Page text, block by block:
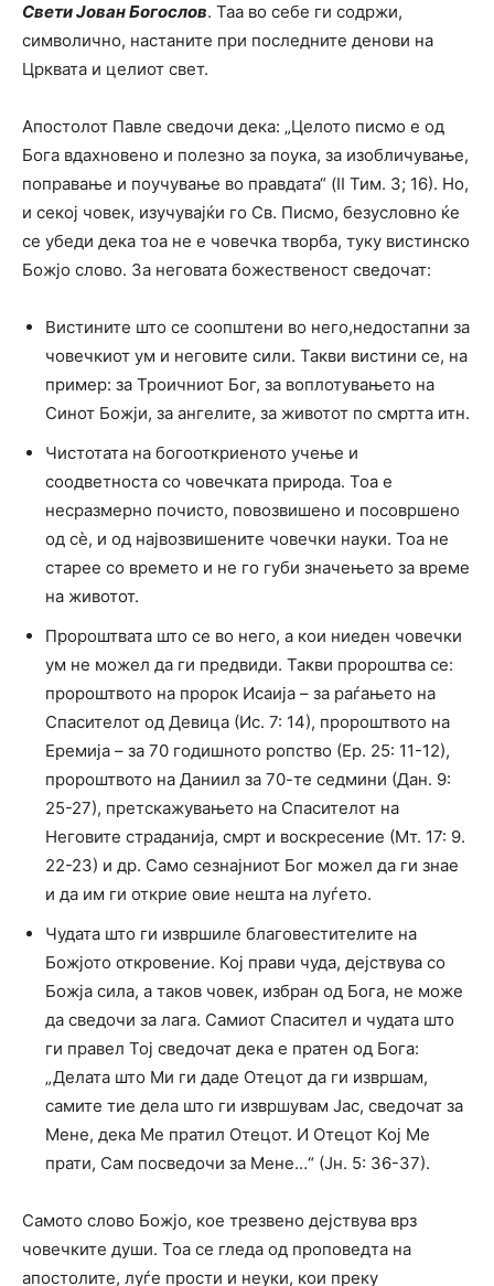
Свети Јован Богослов. Таа во себе ги содржи,
символично, настаните при последните денови на
Црквата и целиот свет.
Апостолот Павле сведочи дека: „Целото писмо е од
Бога вдахновено и полезно за поука, за изобличување,
поправање и поучување во правдата“ (II Тим. 3; 16). Но,
и секој човек, изучувајќи го Св. Писмо, безусловно ќе
се убеди дека тоа не е човечка творба, туку вистинско
Божјо слово. За неговата божественост сведочат:
Вистините што се соопштени во него,недостапни за
човечкиот ум и неговите сили. Такви вистини се, на
пример: за Троичниот Бог, за воплотувањето на
Синот Божји, за ангелите, за животот по смртта итн.
Чистотата на богооткриеното учење и
соодветноста со човечката природа. Тоа е
несразмерно почисто, повозвишено и посовршено
од сè, и од највозвишените човечки науки. Тоа не
старее со времето и не го губи значењето за време
на животот.
Пророштвата што се во него, а кои ниеден човечки
ум не можел да ги предвиди. Такви пророштва се:
пророштвото на пророк Исаија – за раѓањето на
Спасителот од Девица (Ис. 7: 14), пророштвото на
Еремија – за 70 годишното ропство (Ер. 25: 11-12),
пророштвото на Даниил за 70-те седмини (Дан. 9:
25-27), претскажувањето на Спасителот на
Неговите страданија, смрт и воскресение (Мт. 17: 9.
22-23) и др. Само сезнајниот Бог можел да ги знае
и да им ги открие овие нешта на луѓето.
Чудата што ги извршиле благовестителите на
Божјото откровение. Кој прави чуда, дејствува со
Божја сила, а таков човек, избран од Бога, не може
да сведочи за лага. Самиот Спасител и чудата што
ги правел Тој сведочат дека е пратен од Бога:
„Делата што Ми ги даде Отецот да ги извршам,
самите тие дела што ги извршувам Јас, сведочат за
Мене, дека Ме пратил Отецот. И Отецот Кој Ме
прати, Сам посведочи за Мене…“ (Јн. 5: 36-37).
Самото слово Божјо, кое трезвено дејствува врз
човечките души. Тоа се гледа од проповедта на
апостолите, луѓе прости и неуки, кои преку